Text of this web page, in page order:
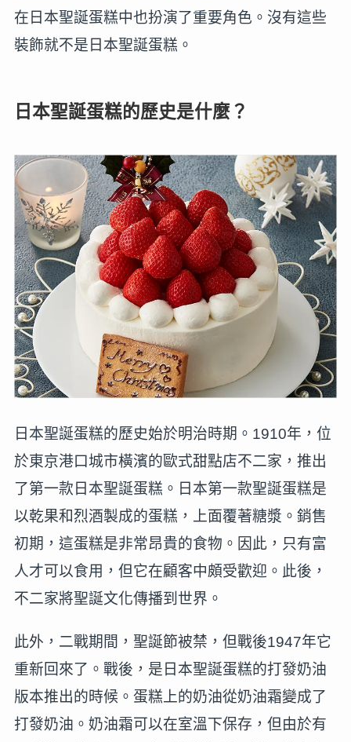
在日本聖誕蛋糕中也扮演了重要角色。沒有這些
裝飾就不是日本聖誕蛋糕。
日本聖誕蛋糕的歷史是什麼？
日本聖誕蛋糕的歷史始於明治時期。1910年，位
於東京港口城市橫濱的歐式甜點店不二家，推出
了第一款日本聖誕蛋糕。日本第一款聖誕蛋糕是
以乾果和烈酒製成的蛋糕，上面覆著糖漿。銷售
初期，這蛋糕是非常昂貴的食物。因此，只有富
人才可以食用，但它在顧客中頗受歡迎。此後，
不二家將聖誕文化傳播到世界。
此外，二戰期間，聖誕節被禁，但戰後1947年它
重新回來了。戰後，是日本聖誕蛋糕的打發奶油
版本推出的時候。蛋糕上的奶油從奶油霜變成了
打發奶油。奶油霜可以在室溫下保存，但由於有